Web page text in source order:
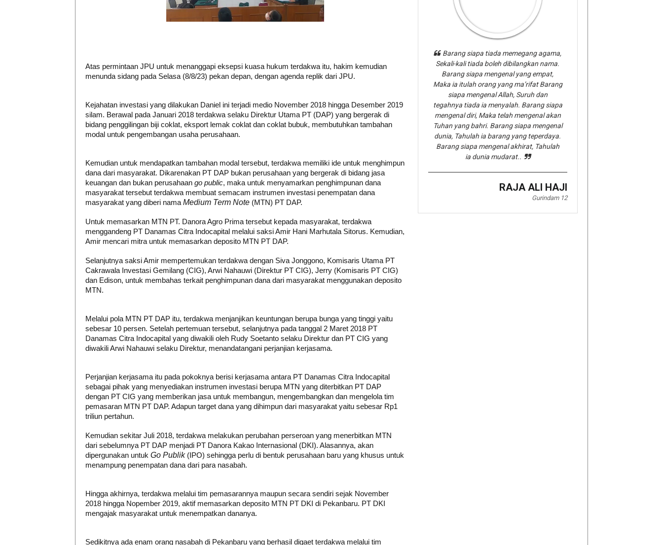
Atas permintaan JPU untuk menanggapi eksepsi kuasa hukum terdakwa itu, hakim kemudian
menunda sidang pada Selasa (8/8/23) pekan depan, dengan agenda replik dari JPU.
Kejahatan investasi yang dilakukan Daniel ini terjadi medio November 2018 hingga Desember 2019
silam. Berawal pada Januari 2018 terdakwa selaku Direktur Utama PT (DAP) yang bergerak di
bidang penggilingan biji coklat, eksport lemak coklat dan coklat bubuk, membutuhkan tambahan
modal untuk pengembangan usaha perusahaan.
Kemudian untuk mendapatkan tambahan modal tersebut, terdakwa memiliki ide untuk menghimpun
dana dari masyarakat. Dikarenakan PT DAP bukan perusahaan yang bergerak di bidang jasa
keuangan dan bukan perusahaan go public, maka untuk menyamarkan penghimpunan dana
masyarakat tersebut terdakwa membuat semacam instrumen investasi penempatan dana
masyarakat yang diberi nama Medium Term Note (MTN) PT DAP.
Untuk memasarkan MTN PT. Danora Agro Prima tersebut kepada masyarakat, terdakwa
menggandeng PT Danamas Citra Indocapital melalui saksi Amir Hani Marhutala Sitorus. Kemudian,
Amir mencari mitra untuk memasarkan deposito MTN PT DAP.
Selanjutnya saksi Amir mempertemukan terdakwa dengan Siva Jonggono, Komisaris Utama PT
Cakrawala Investasi Gemilang (CIG), Arwi Nahauwi (Direktur PT CIG), Jerry (Komisaris PT CIG)
dan Edison, untuk membahas terkait penghimpunan dana dari masyarakat menggunakan deposito
MTN.
Melalui pola MTN PT DAP itu, terdakwa menjanjikan keuntungan berupa bunga yang tinggi yaitu
sebesar 10 persen. Setelah pertemuan tersebut, selanjutnya pada tanggal 2 Maret 2018 PT
Danamas Citra Indocapital yang diwakili oleh Rudy Soetanto selaku Direktur dan PT CIG yang
diwakili Arwi Nahauwi selaku Direktur, menandatangani perjanjian kerjasama.
Perjanjian kerjasama itu pada pokoknya berisi kerjasama antara PT Danamas Citra Indocapital
sebagai pihak yang menyediakan instrumen investasi berupa MTN yang diterbitkan PT DAP
dengan PT CIG yang memberikan jasa untuk membangun, mengembangkan dan mengelola tim
pemasaran MTN PT DAP. Adapun target dana yang dihimpun dari masyarakat yaitu sebesar Rp1
triliun pertahun.
Kemudian sekitar Juli 2018, terdakwa melakukan perubahan perseroan yang menerbitkan MTN
dari sebelumnya PT DAP menjadi PT Danora Kakao Internasional (DKI). Alasannya, akan
dipergunakan untuk Go Publik(IPO) sehingga perlu di bentuk perusahaan baru yang khusus untuk
menampung penempatan dana dari para nasabah.
Hingga akhirnya, terdakwa melalui tim pemasarannya maupun secara sendiri sejak November
2018 hingga Nopember 2019, aktif memasarkan deposito MTN PT DKI di Pekanbaru. PT DKI
mengajak masyarakat untuk menempatkan dananya.
Sedikitnya ada enam orang nasabah di Pekanbaru yang berhasil digaet terdakwa melalui tim
Barang siapa tiada memegang agama,
Sekali-kali tiada boleh dibilangkan nama.
Barang siapa mengenal yang empat,
Maka ia itulah orang yang ma’rifat Barang
siapa mengenal Allah, Suruh dan
tegahnya tiada ia menyalah. Barang siapa
mengenal diri, Maka telah mengenal akan
Tuhan yang bahri. Barang siapa mengenal
dunia, Tahulah ia barang yang teperdaya.
Barang siapa mengenal akhirat, Tahulah
ia dunia mudarat..
RAJA ALI HAJI
Gurindam 12